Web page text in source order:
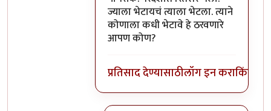
ज्याला भेटायचं त्याला भेटला. त्याने
कोणाला कधी भेटावे हे ठरवणारे
आपण कोण?
प्रतिसाद देण्यासाठीलॉग इन कराकिंवा